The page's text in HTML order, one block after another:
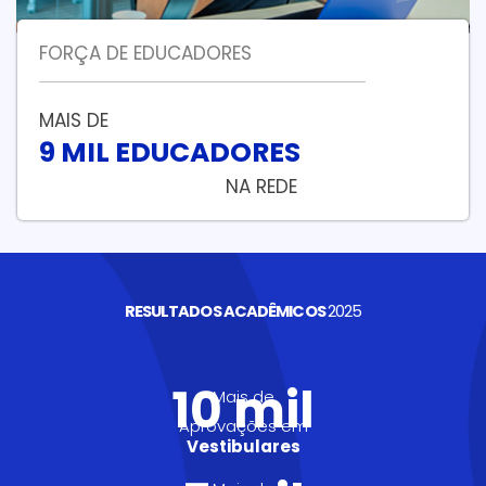
FORÇA DE EDUCADORES
MAIS DE
9 MIL EDUCADORES
NA REDE
RESULTADOS ACADÊMICOS2025
Mais de
10 mil
Aprovações em
Vestibulares